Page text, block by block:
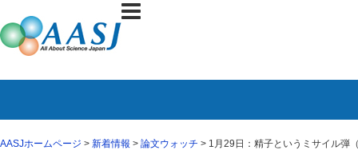
AASJホームページ > 新着情報 > 論文ウォッチ > 1月29日：精子というミサイル弾